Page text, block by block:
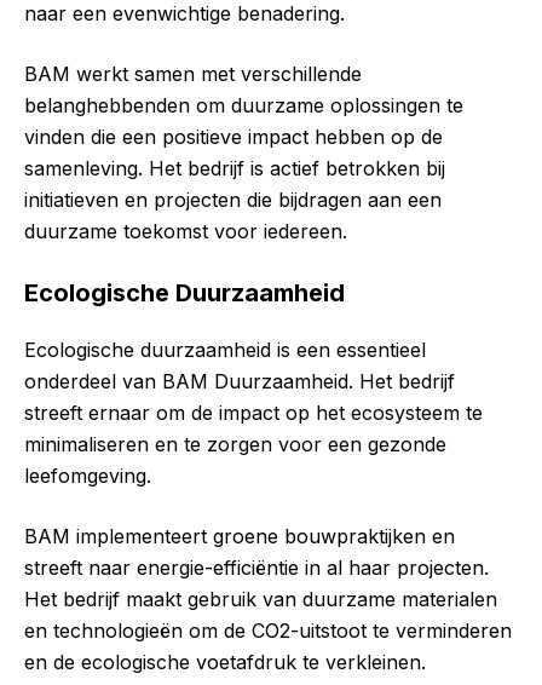
naar een evenwichtige benadering.
BAM werkt samen met verschillende
belanghebbenden om duurzame oplossingen te
vinden die een positieve impact hebben op de
samenleving. Het bedrijf is actief betrokken bij
initiatieven en projecten die bijdragen aan een
duurzame toekomst voor iedereen.
Ecologische Duurzaamheid
Ecologische duurzaamheid is een essentieel
onderdeel van BAM Duurzaamheid. Het bedrijf
streeft ernaar om de impact op het ecosysteem te
minimaliseren en te zorgen voor een gezonde
leefomgeving.
BAM implementeert groene bouwpraktijken en
streeft naar energie-efficiëntie in al haar projecten.
Het bedrijf maakt gebruik van duurzame materialen
en technologieën om de CO2-uitstoot te verminderen
en de ecologische voetafdruk te verkleinen.